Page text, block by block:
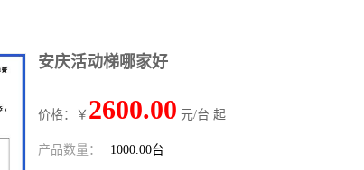
安庆活动梯哪家好
价格：￥ 2600.00 元/台 起
产品数量： 1000.00台